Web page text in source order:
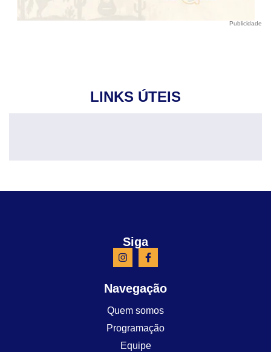
Publicidade
LINKS ÚTEIS
Siga
Navegação
Quem somos
Programação
Equipe